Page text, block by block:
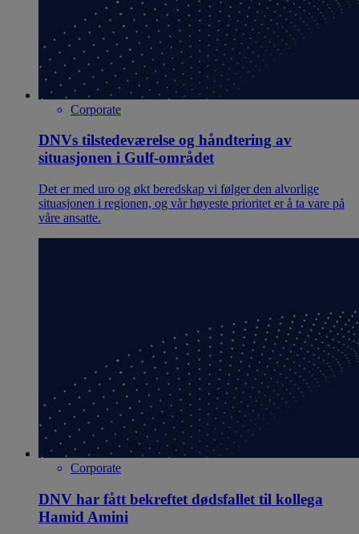
Corporate
DNVs tilstedeværelse og håndtering av
situasjonen i Gulf-området
Det er med uro og økt beredskap vi følger den alvorlige
situasjonen i regionen, og vår høyeste prioritet er å ta vare på
våre ansatte.
Corporate
DNV har fått bekreftet dødsfallet til kollega
Hamid Amini